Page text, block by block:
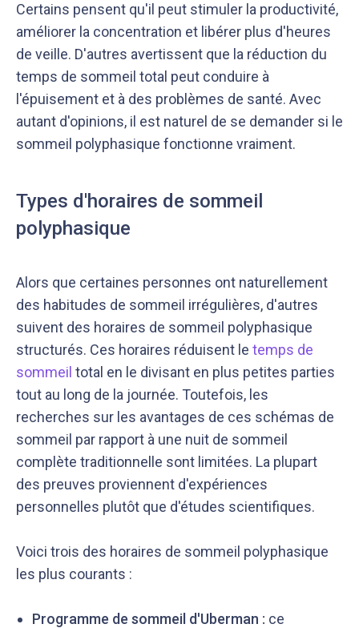
Notre équipe éditoriale, ainsi que nos experts
médicaux étudient chaque article avec soin, pour
s’assurer de la précision des informations et de
la fiabilité des sources
Nous vérifions que le contenu de nos articles est
en phase avec la littérature scientifique ainsi
qu’avec les dernières recommandations des
experts
Certains pensent qu'il peut stimuler la productivité,
améliorer la concentration et libérer plus d'heures
de veille. D'autres avertissent que la réduction du
temps de sommeil total peut conduire à
l'épuisement et à des problèmes de santé. Avec
autant d'opinions, il est naturel de se demander si le
sommeil polyphasique fonctionne vraiment.
Types d'horaires de sommeil
polyphasique
Alors que certaines personnes ont naturellement
des habitudes de sommeil irrégulières, d'autres
suivent des horaires de sommeil polyphasique
structurés. Ces horaires réduisent le temps de
sommeil total en le divisant en plus petites parties
tout au long de la journée. Toutefois, les
recherches sur les avantages de ces schémas de
sommeil par rapport à une nuit de sommeil
complète traditionnelle sont limitées. La plupart
des preuves proviennent d'expériences
personnelles plutôt que d'études scientifiques.
Voici trois des horaires de sommeil polyphasique
les plus courants :
Programme de sommeil d'Uberman : ce